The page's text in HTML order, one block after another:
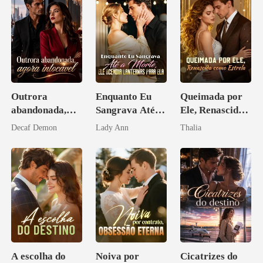
Outrora
abandonada,
agora intocável
Decaf Demon
Enquanto Eu
Sangrava Até a
Morte, Ele
Lanternas Para
Ela
Lady Ann
Queimada por
Ele, Renascida
como Estrela
Thalia
A escolha do
Noiva por
Cicatrizes do